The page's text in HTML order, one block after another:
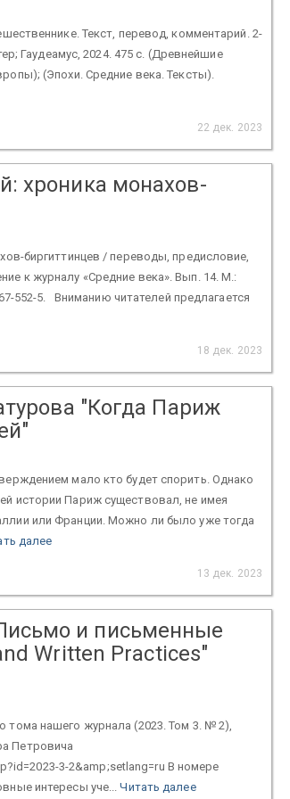
Текст, перевод, комментарий. 2-
Гаудеамус, 2024. 475 с. (Древнейшие
(Эпохи. Средние века. Тексты).
22 дек. 2023
хроника монахов-
биргиттинцев / переводы, предисловие,
к журналу «Средние века». Вып. 14. М.:
552-5. Вниманию читателей предлагается
18 дек. 2023
"Когда Париж
мало кто будет спорить. Однако
истории Париж существовал, не имея
или Франции. Можно ли было уже тогда
далее
13 дек. 2023
и письменные
Written Practices"
тома нашего журнала (2023. Том 3. № 2),
Петровича
3-2&amp;setlang=ru В номере
интересы уче...Читать далее